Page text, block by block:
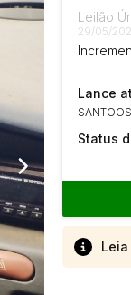
Leilão
29/05/
Lance
SANTOOS
Status